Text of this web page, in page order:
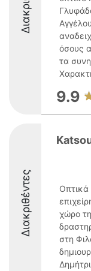
όσους
τα
9.9
Διακριθέντες
Οπτικά
χώρο
στη